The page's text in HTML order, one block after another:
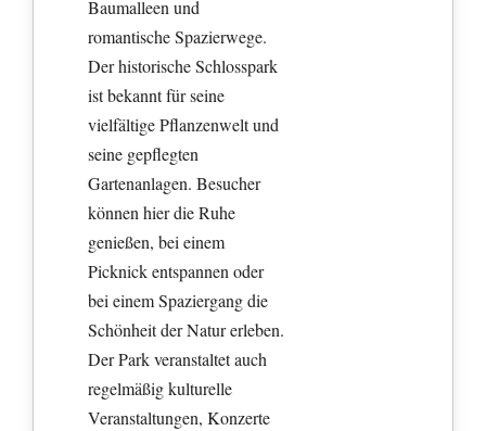
Baumalleen und
romantische Spazierwege.
Der historische Schlosspark
ist bekannt für seine
vielfältige Pflanzenwelt und
seine gepflegten
Gartenanlagen. Besucher
können hier die Ruhe
genießen, bei einem
Picknick entspannen oder
bei einem Spaziergang die
Schönheit der Natur erleben.
Der Park veranstaltet auch
regelmäßig kulturelle
Veranstaltungen, Konzerte